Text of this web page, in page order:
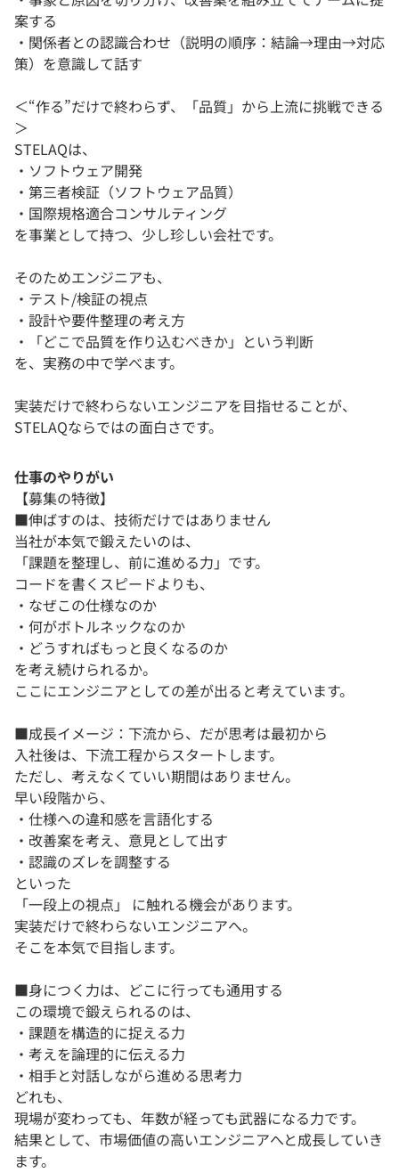
案する
・関係者との認識合わせ（説明の順序：結論→理由→対応
策）を意識して話す
＜“作る”だけで終わらず、「品質」から上流に挑戦できる
＞
STELAQは、
・ソフトウェア開発
・第三者検証（ソフトウェア品質）
・国際規格適合コンサルティング
を事業として持つ、少し珍しい会社です。
そのためエンジニアも、
・テスト/検証の視点
・設計や要件整理の考え方
・「どこで品質を作り込むべきか」という判断
を、実務の中で学べます。
実装だけで終わらないエンジニアを目指せることが、
STELAQならではの面白さです。
仕事のやりがい
【募集の特徴】
■伸ばすのは、技術だけではありません
当社が本気で鍛えたいのは、
「課題を整理し、前に進める力」です。
コードを書くスピードよりも、
・なぜこの仕様なのか
・何がボトルネックなのか
・どうすればもっと良くなるのか
を考え続けられるか。
ここにエンジニアとしての差が出ると考えています。
■成長イメージ：下流から、だが思考は最初から
入社後は、下流工程からスタートします。
ただし、考えなくていい期間はありません。
早い段階から、
・仕様への違和感を言語化する
・改善案を考え、意見として出す
・認識のズレを調整する
といった
「一段上の視点」 に触れる機会があります。
実装だけで終わらないエンジニアへ。
そこを本気で目指します。
■身につく力は、どこに行っても通用する
この環境で鍛えられるのは、
・課題を構造的に捉える力
・考えを論理的に伝える力
・相手と対話しながら進める思考力
どれも、
現場が変わっても、年数が経っても武器になる力です。
結果として、市場価値の高いエンジニアへと成長していき
ます。